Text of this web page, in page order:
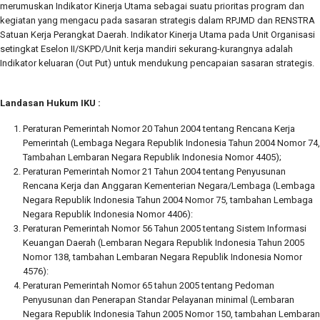
merumuskan Indikator Kinerja Utama sebagai suatu prioritas program dan
kegiatan yang mengacu pada sasaran strategis dalam RPJMD dan RENSTRA
Satuan Kerja Perangkat Daerah. Indikator Kinerja Utama pada Unit Organisasi
setingkat Eselon II/SKPD/Unit kerja mandiri sekurang-kurangnya adalah
Indikator keluaran (Out Put) untuk mendukung pencapaian sasaran strategis.
Landasan Hukum IKU :
Peraturan Pemerintah Nomor 20 Tahun 2004 tentang Rencana Kerja
Pemerintah (Lembaga Negara Republik Indonesia Tahun 2004 Nomor 74,
Tambahan Lembaran Negara Republik Indonesia Nomor 4405);
Peraturan Pemerintah Nomor 21 Tahun 2004 tentang Penyusunan
Rencana Kerja dan Anggaran Kementerian Negara/Lembaga (Lembaga
Negara Republik Indonesia Tahun 2004 Nomor 75, tambahan Lembaga
Negara Republik Indonesia Nomor 4406):
Peraturan Pemerintah Nomor 56 Tahun 2005 tentang Sistem Informasi
Keuangan Daerah (Lembaran Negara Republik Indonesia Tahun 2005
Nomor 138, tambahan Lembaran Negara Republik Indonesia Nomor
4576):
Peraturan Pemerintah Nomor 65 tahun 2005 tentang Pedoman
Penyusunan dan Penerapan Standar Pelayanan minimal (Lembaran
Negara Republik Indonesia Tahun 2005 Nomor 150, tambahan Lembaran